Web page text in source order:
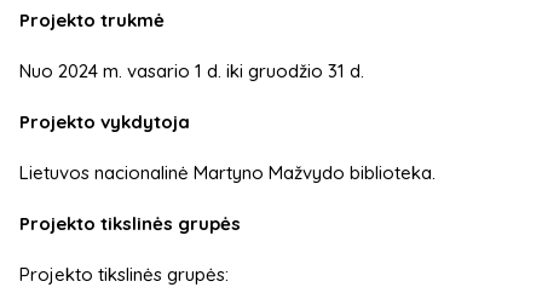
Projekto trukmė
Nuo 2024 m. vasario 1 d. iki gruodžio 31 d.
Projekto vykdytoja
Lietuvos nacionalinė Martyno Mažvydo biblioteka.
Projekto tikslinės grupės
Projekto tikslinės grupės: